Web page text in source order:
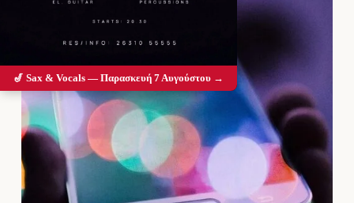
🎷 Sax & Vocals — Παρασκευή 7 Αυγούστου →